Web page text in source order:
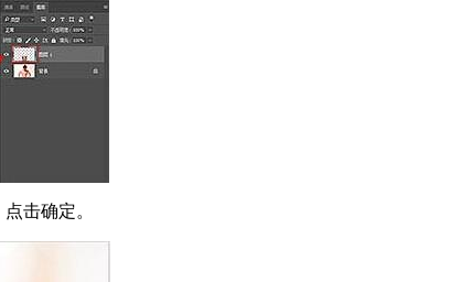
击确定。